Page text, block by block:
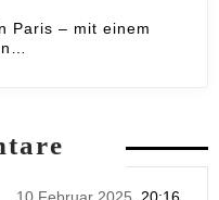
Paris – mit einem